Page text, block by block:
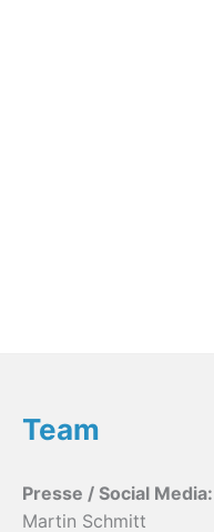
Team
Presse / Social Media:
Martin Schmitt